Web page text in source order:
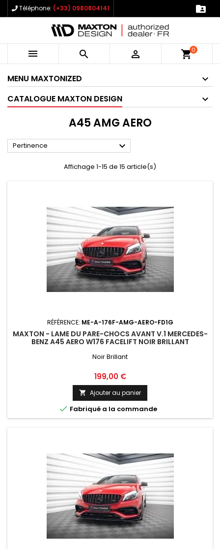
Téléphone: (+33) 0980804141 
   shopping_cart0
MENU MAXTONIZED
CATALOGUE MAXTON DESIGN
A45 AMG AERO
Pertinence 
Affichage 1-15 de 15 article(s)
RÉFÉRENCE: ME-A-176F-AMG-AERO-FD1G
MAXTON - LAME DU PARE-CHOCS AVANT V.1 MERCEDES-
BENZ A45 AERO W176 FACELIFT NOIR BRILLANT
Noir Brillant
Prix
199,00 €
 Ajouter au panier
 Fabriqué a la commande